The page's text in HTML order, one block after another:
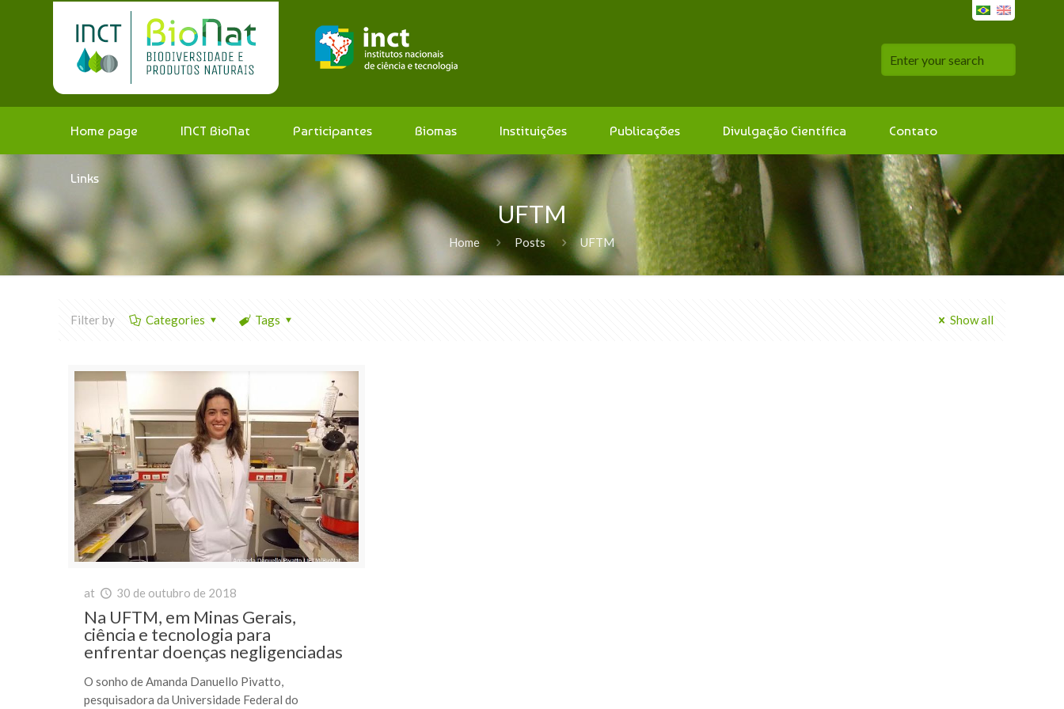
Home page INCT BioNat Participantes Biomas Instituições Publicações Divulgação Científica Contato
Links
UFTM
Home Posts UFTM
Filter by Categories Tags Show all
at 30 de outubro de 2018
Na UFTM, em Minas Gerais,
ciência e tecnologia para
enfrentar doenças negligenciadas
O sonho de Amanda Danuello Pivatto,
pesquisadora da Universidade Federal do